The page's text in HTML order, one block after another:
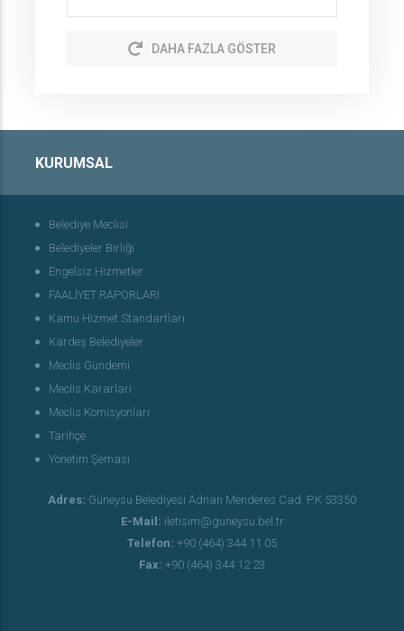
DAHA FAZLA GÖSTER
KURUMSAL
Belediye Meclisi
Belediyeler Birliği
Engelsiz Hizmetler
FAALİYET RAPORLARI
Kamu Hizmet Standartları
Kardeş Belediyeler
Meclis Gündemi
Meclis Kararları
Meclis Komisyonları
Tarihçe
Yönetim Şeması
Adres: Güneysu Belediyesi Adnan Menderes Cad. P.K 53350
E-Mail: iletisim@guneysu.bel.tr
Telefon: +90 (464) 344 11 05
Fax: +90 (464) 344 12 23